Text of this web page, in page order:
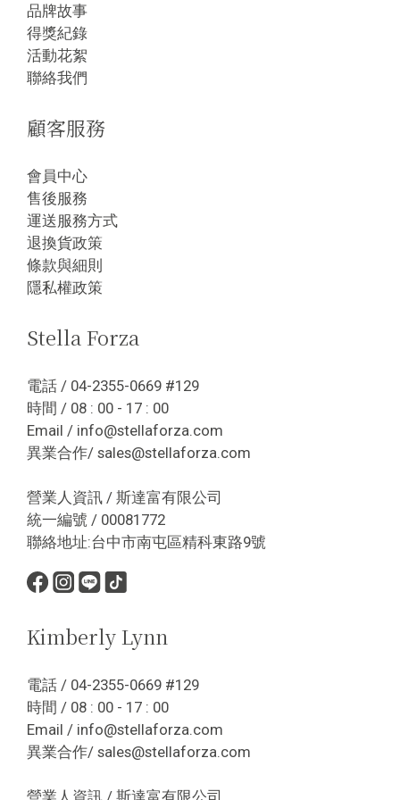
品牌故事
得獎紀錄
活動花絮
聯絡我們
顧客服務
會員中心
售後服務
運送服務方式
退換貨政策
條款與細則
隱私權政策
Stella Forza
電話 / 04-2355-0669 #129
時間 / 08 : 00 - 17 : 00
Email / info@stellaforza.com
異業合作/ sales@stellaforza.com
營業人資訊 / 斯達富有限公司
統一編號 / 00081772
聯絡地址:台中市南屯區精科東路9號
Kimberly Lynn
電話 / 04-2355-0669 #129
時間 / 08 : 00 - 17 : 00
Email / info@stellaforza.com
異業合作/ sales@stellaforza.com
營業人資訊 / 斯達富有限公司